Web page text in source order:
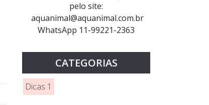
pelo site:
aquanimal@aquanimal.com.br
WhatsApp 11-99221-2363
CATEGORIAS
Dicas 1